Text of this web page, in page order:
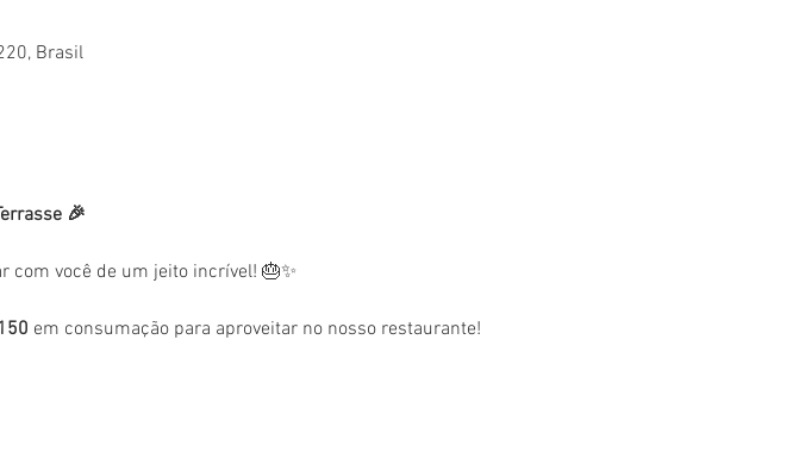
Brasil
🎉
com você de um jeito incrível! 🎂✨
em consumação para aproveitar no nosso restaurante!